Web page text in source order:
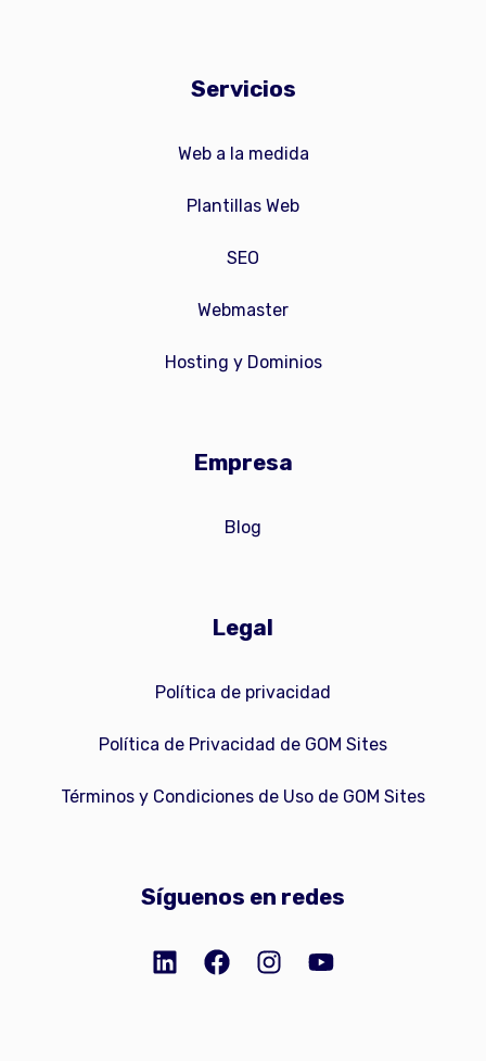
Servicios
Web a la medida
Plantillas Web
SEO
Webmaster
Hosting y Dominios
Empresa
Blog
Legal
Política de privacidad
Política de Privacidad de GOM Sites
Términos y Condiciones de Uso de GOM Sites
Síguenos en redes